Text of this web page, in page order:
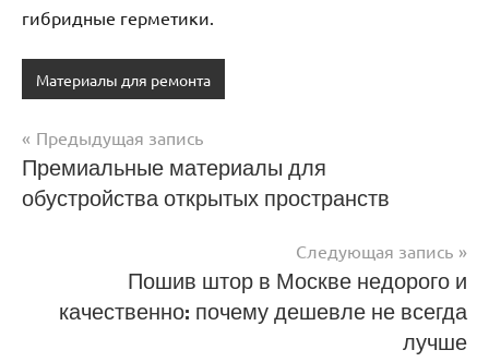
гибридные герметики.
Материалы для ремонта
Навигация
по
Предыдущая запись
Премиальные материалы для
обустройства открытых пространств
Следующая запись
Пошив штор в Москве недорого и
качественно: почему дешевле не всегда
лучше